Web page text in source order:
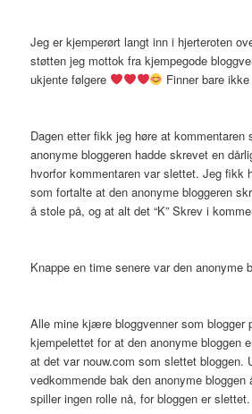
Jeg er kjemperørt langt inn i hjerteroten
støtten jeg mottok fra kjempegode
ukjente følgere
Finner bare
Dagen etter fikk jeg høre at kommentaren
anonyme bloggeren hadde skrevet en
hvorfor kommentaren var slettet. Jeg fikk
som fortalte at den anonyme bloggeren
å stole på, og at alt det “K” Skrev i
Knappe en time senere var den anonyme
Alle mine kjære bloggvenner som blogger
kjempelettet for at den anonyme bloggen
at det var nouw.com som slettet bloggen.
vedkommende bak den anonyme bloggen
spiller ingen rolle nå, for bloggen er slettet.